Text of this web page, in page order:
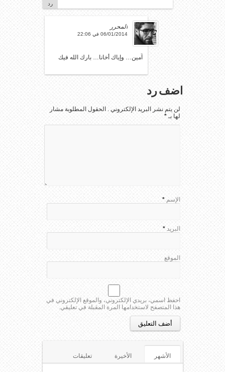
رد
المحرر
06/01/2014 في 22:06
آمين… وإياك أخانا… بارك الله فيك
اضف رد
لن يتم نشر البريد الإلكتروني . الحقول المطلوبة مشار
لها بـ*
الإسم *
البريد *
الموقع
احفظ اسمي، بريدي الإلكتروني، والموقع الإلكتروني في
هذا المتصفح لاستخدامها المرة المقبلة في تعليقي.
الأشهر الأخيرة تعليقات